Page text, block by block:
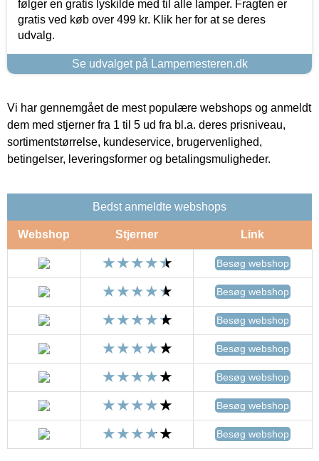
følger en gratis lyskilde med til alle lamper. Fragten er
gratis ved køb over 499 kr. Klik her for at se deres
udvalg.
Se udvalget på Lampemesteren.dk
Vi har gennemgået de mest populære webshops og anmeldt
dem med stjerner fra 1 til 5 ud fra bl.a. deres prisniveau,
sortimentstørrelse, kundeservice, brugervenlighed,
betingelser, leveringsformer og betalingsmuligheder.
Bedst anmeldte webshops
Webshop Stjerner Link
Besøg webshop
Besøg webshop
Besøg webshop
Besøg webshop
Besøg webshop
Besøg webshop
Besøg webshop